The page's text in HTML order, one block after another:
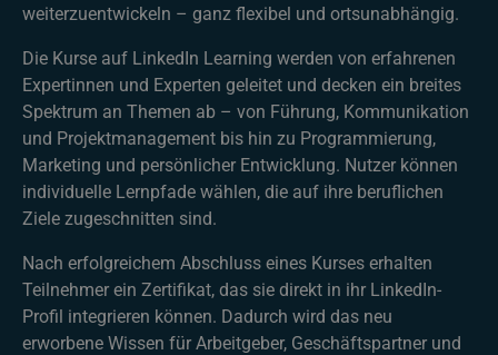
weiterzuentwickeln – ganz flexibel und ortsunabhängig.
Die Kurse auf LinkedIn Learning werden von erfahrenen
Expertinnen und Experten geleitet und decken ein breites
Spektrum an Themen ab – von Führung, Kommunikation
und Projektmanagement bis hin zu Programmierung,
Marketing und persönlicher Entwicklung. Nutzer können
individuelle Lernpfade wählen, die auf ihre beruflichen
Ziele zugeschnitten sind.
Nach erfolgreichem Abschluss eines Kurses erhalten
Teilnehmer ein Zertifikat, das sie direkt in ihr LinkedIn-
Profil integrieren können. Dadurch wird das neu
erworbene Wissen für Arbeitgeber, Geschäftspartner und